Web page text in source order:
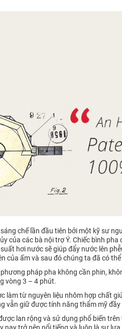
chế lần đầu tiên bởi một kỹ sư
của các bà nội trợ Ý. Chiếc bình
hơi nước sẽ giúp đẩy nước lên
của ấm và sau đó chúng ta đã có
pháp pha không cần phin,
vòng 3 – 4 phút.
làm từ nguyên liệu nhôm hợp chất
giữ được tính năng thẩm mỹ
lan rộng và sử dụng phổ biến
trở nên nổi tiếng và luôn là sự